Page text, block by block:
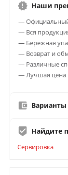
Наши
— Официальный
— Вся
— Бережная
— Возврат и
— Различные
— Лучшая цена
Найдите
Сервировка